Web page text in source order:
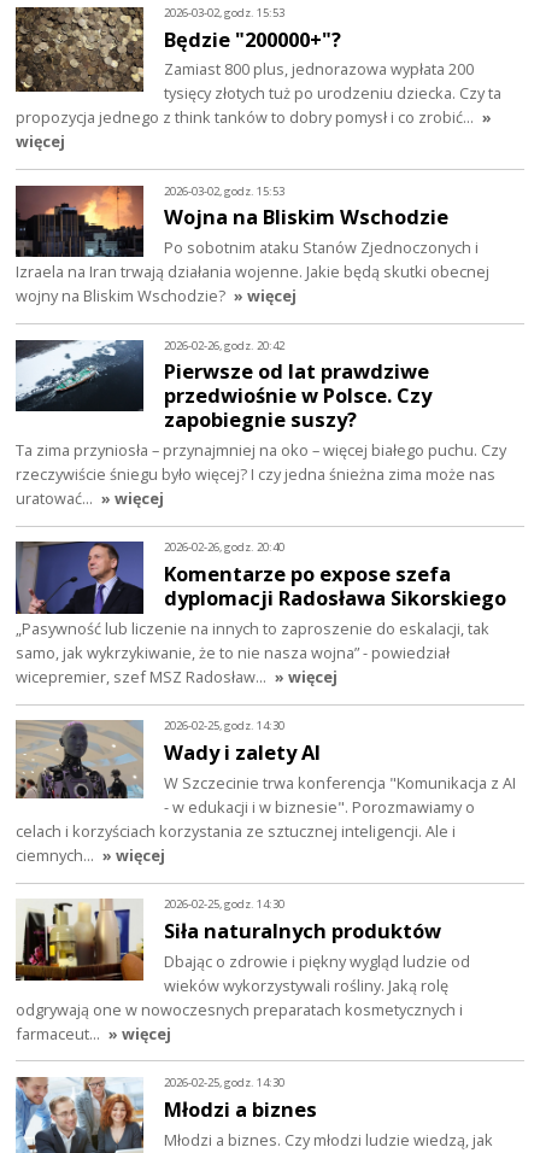
2026-03-02, godz. 15:53
Będzie "200000+"?
Zamiast 800 plus, jednorazowa wypłata 200
tysięcy złotych tuż po urodzeniu dziecka. Czy ta
propozycja jednego z think tanków to dobry pomysł i co zrobić… »
więcej
2026-03-02, godz. 15:53
Wojna na Bliskim Wschodzie
Po sobotnim ataku Stanów Zjednoczonych i
Izraela na Iran trwają działania wojenne. Jakie będą skutki obecnej
wojny na Bliskim Wschodzie? » więcej
2026-02-26, godz. 20:42
Pierwsze od lat prawdziwe
przedwiośnie w Polsce. Czy
zapobiegnie suszy?
Ta zima przyniosła – przynajmniej na oko – więcej białego puchu. Czy
rzeczywiście śniegu było więcej? I czy jedna śnieżna zima może nas
uratować… » więcej
2026-02-26, godz. 20:40
Komentarze po expose szefa
dyplomacji Radosława Sikorskiego
„Pasywność lub liczenie na innych to zaproszenie do eskalacji, tak
samo, jak wykrzykiwanie, że to nie nasza wojna” - powiedział
wicepremier, szef MSZ Radosław… » więcej
2026-02-25, godz. 14:30
Wady i zalety AI
W Szczecinie trwa konferencja "Komunikacja z AI
- w edukacji i w biznesie". Porozmawiamy o
celach i korzyściach korzystania ze sztucznej inteligencji. Ale i
ciemnych… » więcej
2026-02-25, godz. 14:30
Siła naturalnych produktów
Dbając o zdrowie i piękny wygląd ludzie od
wieków wykorzystywali rośliny. Jaką rolę
odgrywają one w nowoczesnych preparatach kosmetycznych i
farmaceut… » więcej
2026-02-25, godz. 14:30
Młodzi a biznes
Młodzi a biznes. Czy młodzi ludzie wiedzą, jak